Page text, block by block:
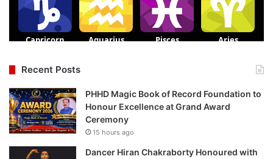
Recent Posts
PHHD Magic Book of Record Foundation to
Honour Excellence at Grand Award
Ceremony
15 hours ago
Dancer Hiran Chakraborty Honoured with